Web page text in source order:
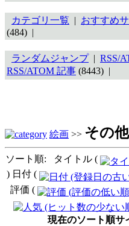
カテゴリ一覧 | おすすめ
(484) |
ランダムジャンプ| RSS/
RSS/ATOM 記事 (8443) |
絵画 >> その他
ソート順: タイトル (
) 日付 (
評価 (
現在のソート順サ